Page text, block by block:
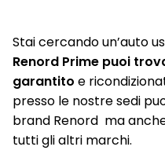
Stai cercando un’auto
Renord Prime puoi
garantito e
presso le nostre sedi
brand Renord ma
tutti gli altri marchi.